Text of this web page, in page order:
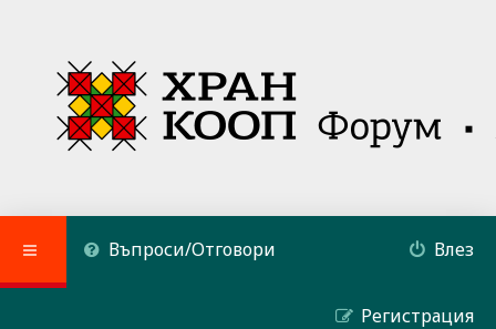
Въпроси/Отговори Влез
Регистрация